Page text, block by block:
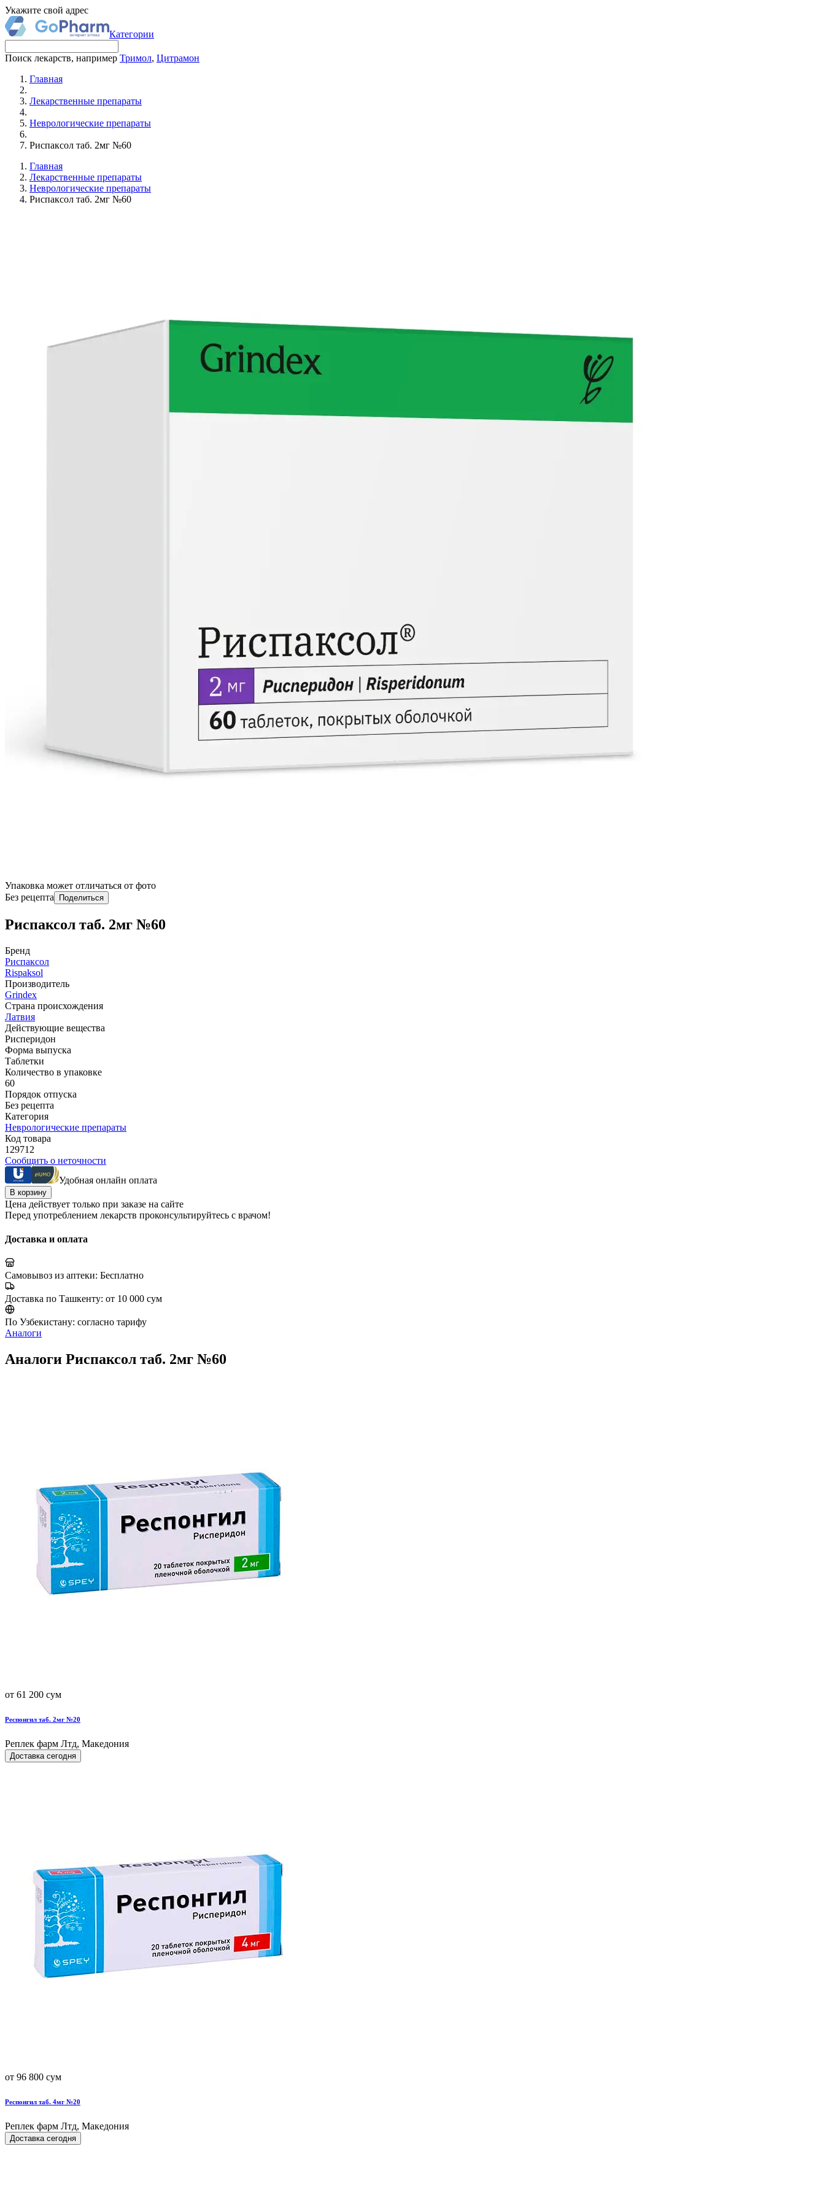
Укажите свой адрес
Категории
Поиск лекарств, например Тримол, Цитрамон
Главная
Лекарственные препараты
Неврологические препараты
Риспаксол таб. 2мг №60
Главная
Лекарственные препараты
Неврологические препараты
Риспаксол таб. 2мг №60
Упаковка может отличаться от фото
Без рецепта
Поделиться
Риспаксол таб. 2мг №60
Бренд
Риспаксол
Rispaksol
Производитель
Grindex
Страна происхождения
Латвия
Действующие вещества
Рисперидон
Форма выпуска
Таблетки
Количество в упаковке
60
Порядок отпуска
Без рецепта
Категория
Неврологические препараты
Код товара
129712
Сообщить о неточности
Удобная онлайн оплата
В корзину
Цена действует только при заказе на сайте
Перед употреблением лекарств проконсультируйтесь с врачом!
Доставка и оплата
Самовывоз из аптеки: Бесплатно
Доставка по Ташкенту: от 10 000 сум
По Узбекистану: согласно тарифу
Аналоги
Аналоги Риспаксол таб. 2мг №60
от 61 200 сум
Респонгил таб. 2мг №20
Реплек фарм Лтд, Македония
Доставка сегодня
от 96 800 сум
Респонгил таб. 4мг №20
Реплек фарм Лтд, Македония
Доставка сегодня